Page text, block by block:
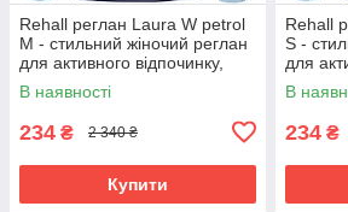
Rehall реглан Laura W petrol
M - стильний жіночий реглан
для активного відпочинку,
комфортний та зручний.
В наявності
234 ₴ 2 340 ₴
Купити
Rehall
S -
для
В
234 ₴